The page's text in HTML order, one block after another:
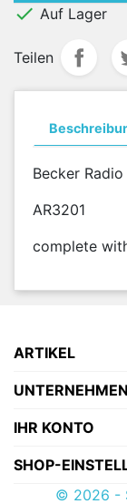
 Auf Lager
Teilen
Becker Radio
AR3201
complete
ARTIKEL
UNTERNEHMEN
IHR KONTO
SHOP-
© 2026 -